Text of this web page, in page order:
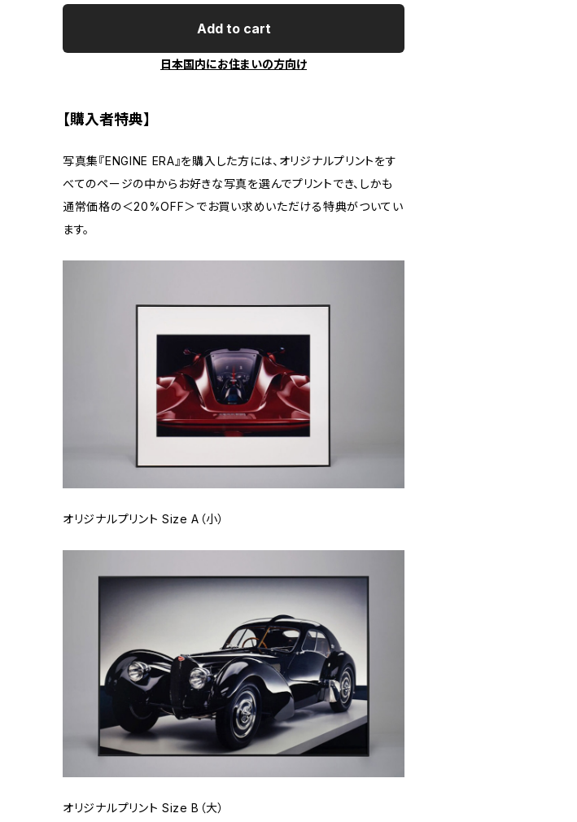
Add to cart
日本国内にお住まいの方向け
【購入者特典】
写真集『ENGINE ERA』を購入した方には、オリジナルプリントをす
べてのページの中からお好きな写真を選んでプリントでき、しかも
通常価格の＜20%OFF＞でお買い求めいただける特典がついてい
ます。
オリジナルプリント Size A（小）
オリジナルプリント Size B（大）